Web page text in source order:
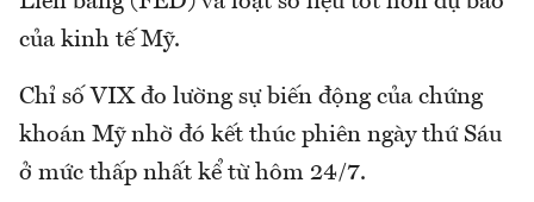
của kinh tế Mỹ.
Chỉ số VIX đo lường sự biến động của chứng
khoán Mỹ nhờ đó kết thúc phiên ngày thứ Sáu
ở mức thấp nhất kể từ hôm 24/7.